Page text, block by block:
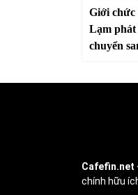
Giới chức
Lạm phát
chuyển
Cafefin.net
chính hữu